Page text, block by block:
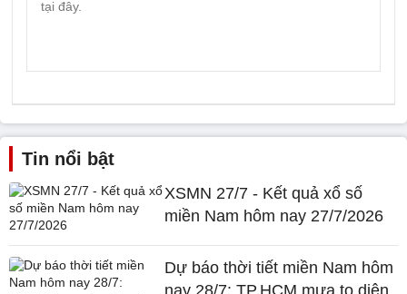
Tin nổi bật
XSMN 27/7 - Kết quả xổ số
miền Nam hôm nay 27/7/2026
Dự báo thời tiết miền Nam hôm
nay 28/7: TP.HCM mưa to diện